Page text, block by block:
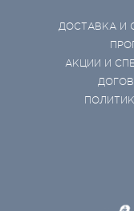
ДОСТАВКА И
АКЦИИ И